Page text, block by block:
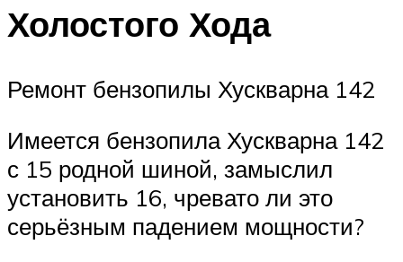
Холостого Хода
Ремонт бензопилы Хускварна 142
Имеется бензопила Хускварна 142
с 15 родной шиной, замыслил
установить 16, чревато ли это
серьёзным падением мощности?